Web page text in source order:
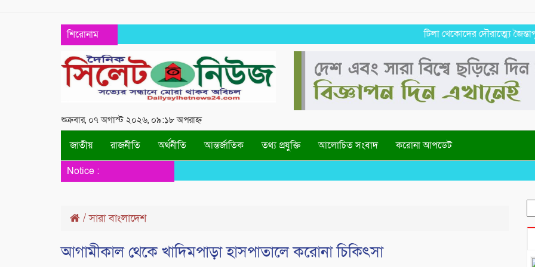
শিরোনাম টিলা খেকোদের দৌরাত্ম্যে জৈন্তাপুরে
শুক্রবার, ০৭ অগাস্ট ২০২৬, ০৯:১৮ অপরাহ্ন
জাতীয় রাজনীতি অর্থনীতি আন্তর্জাতিক তথ্য প্রযুক্তি আলোচিত সংবাদ
করোনা আপডেট
Notice :
/সারা বাংলাদেশ
আগামীকাল থেকে খাদিমপাড়া হাসপাতালে করোনা চিকিৎসা